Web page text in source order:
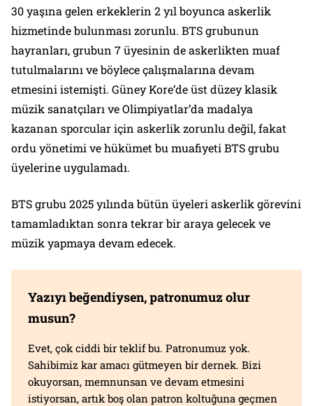
30 yaşına gelen erkeklerin 2 yıl boyunca askerlik
hizmetinde bulunması zorunlu. BTS grubunun
hayranları, grubun 7 üyesinin de askerlikten muaf
tutulmalarını ve böylece çalışmalarına devam
etmesini istemişti. Güney Kore’de üst düzey klasik
müzik sanatçıları ve Olimpiyatlar’da madalya
kazanan sporcular için askerlik zorunlu değil, fakat
ordu yönetimi ve hükümet bu muafiyeti BTS grubu
üyelerine uygulamadı.
BTS grubu 2025 yılında bütün üyeleri askerlik görevini
tamamladıktan sonra tekrar bir araya gelecek ve
müzik yapmaya devam edecek.
Yazıyı beğendiysen, patronumuz olur
musun?
Evet, çok ciddi bir teklif bu. Patronumuz yok.
Sahibimiz kar amacı gütmeyen bir dernek. Bizi
okuyorsan, memnunsan ve devam etmesini
istiyorsan, artık boş olan patron koltuğuna geçmen